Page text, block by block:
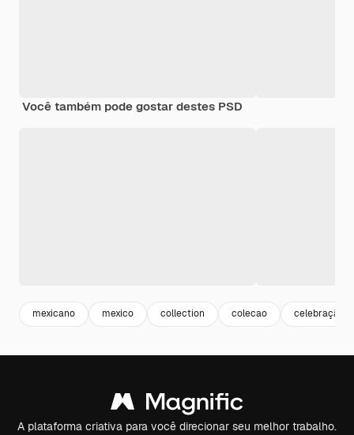
Você também pode gostar destes PSD
mexicano mexico collection colecao celebração
A plataforma criativa para você direcionar seu melhor trabalho.